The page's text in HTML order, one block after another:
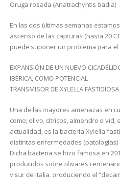
Oruga rosada (Anatrachyntis badia)
En las dos últimas semanas
ascenso de las capturas (hasta 20
puede suponer un problema para
EXPANSIÓN DE UN NUEVO
IBÉRICA, COMO POTENCIAL
TRANSMISOR DE XYLELLA FASTIDIOSA
Una de las mayores amenazas en
como; olivo, cítricos, almendro o vid,
actualidad, es la bacteria Xylella
distintas enfermedades (patologías)
Dicha bacteria se hizo famosa en
producidos sobre olivares
y sur de Italia, produciendo el